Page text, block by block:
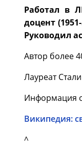
Работал в
доцент
Руководил
Автор более
Лауреат
Информация
Википедия:
^